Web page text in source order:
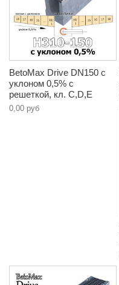
BetoMax Drive DN150 с
уклоном 0,5% с
решеткой, кл. C,D,E
0,00 руб